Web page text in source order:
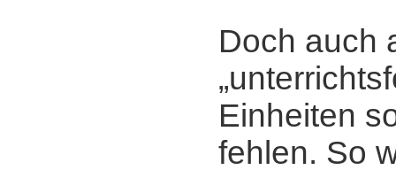
Doch auch
Einheiten
fehlen. So